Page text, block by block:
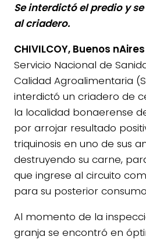
Se interdictó el predio y
al criadero.
CHIVILCOY, Buenos
Servicio Nacional de
Calidad Agroalimentaria
interdictó un criadero de
la localidad bonaerense
por arrojar resultado
triquinosis en uno de sus
destruyendo su carne,
que ingrese al circuito
para su posterior
Al momento de la
granja se encontró en